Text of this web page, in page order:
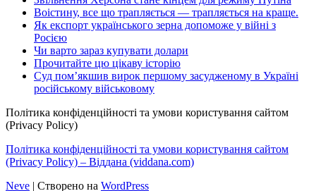
Воістину, все що трапляється — трапляється на краще.
Як експорт українського зерна допоможе у війні з
Росією
Чи варто зараз купувати долари
Прочитайте цю цікаву історію
Суд пом’якшив вирок першому засудженому в Україні
російському військовому
Політика конфіденційності та умови користування сайтом
(Privacy Policy)
Політика конфіденційності та умови користування сайтом
(Privacy Policy) – Віддана (viddana.com)
Neve | Створено на WordPress